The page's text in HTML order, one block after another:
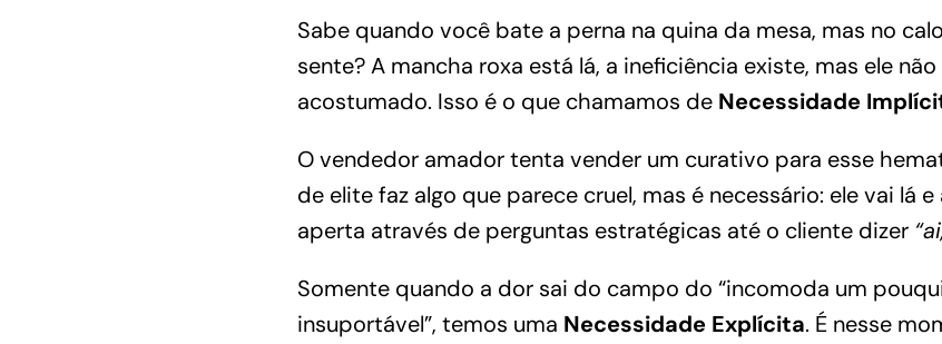
Sabe quando você bate a perna na quina da mesa, mas no
sente? A mancha roxa está lá, a ineficiência existe, mas ele
acostumado. Isso é o que chamamos de Necessidade
O vendedor amador tenta vender um curativo para esse
de elite faz algo que parece cruel, mas é necessário: ele vai lá
aperta através de perguntas estratégicas até o cliente dizer
Somente quando a dor sai do campo do “incomoda um
insuportável”, temos uma Necessidade Explícita. É nesse